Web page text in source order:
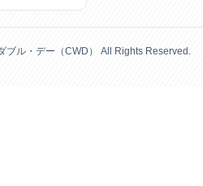
ブル・デー（CWD） All Rights Reserved.